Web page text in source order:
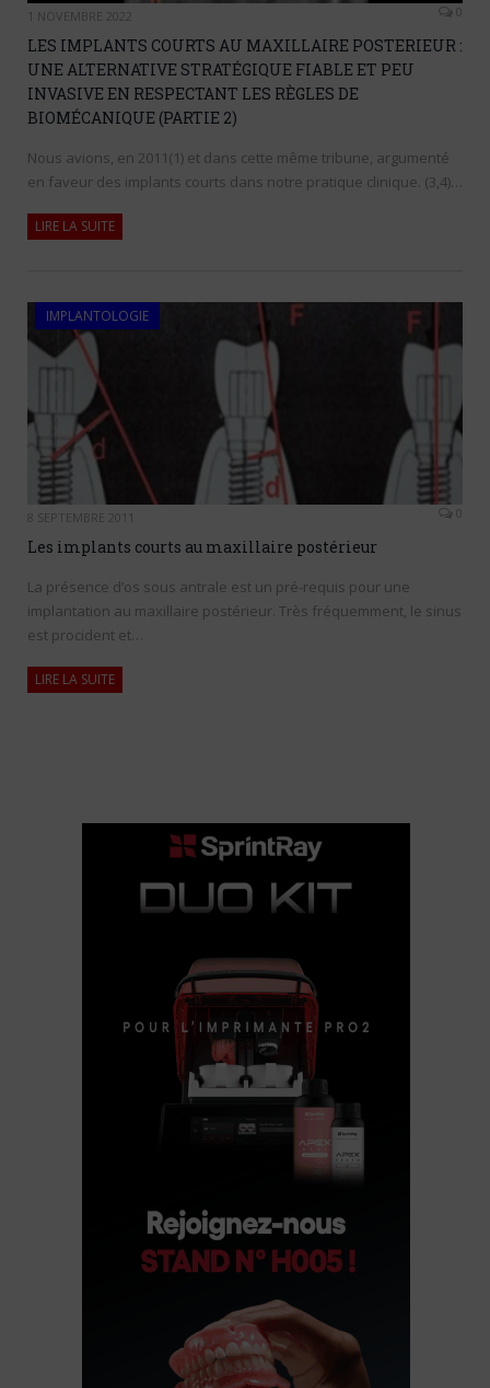
1 NOVEMBRE 2022 0
LES IMPLANTS COURTS AU MAXILLAIRE POSTERIEUR :
UNE ALTERNATIVE STRATÉGIQUE FIABLE ET PEU
INVASIVE EN RESPECTANT LES RÈGLES DE
BIOMÉCANIQUE (PARTIE 2)
Nous avions, en 2011(1) et dans cette même tribune, argumenté
en faveur des implants courts dans notre pratique clinique. (3,4)…
LIRE LA SUITE
IMPLANTOLOGIE
8 SEPTEMBRE 2011 0
Les implants courts au maxillaire postérieur
La présence d’os sous antrale est un pré-requis pour une
implantation au maxillaire postérieur. Très fréquemment, le sinus
est procident et…
LIRE LA SUITE